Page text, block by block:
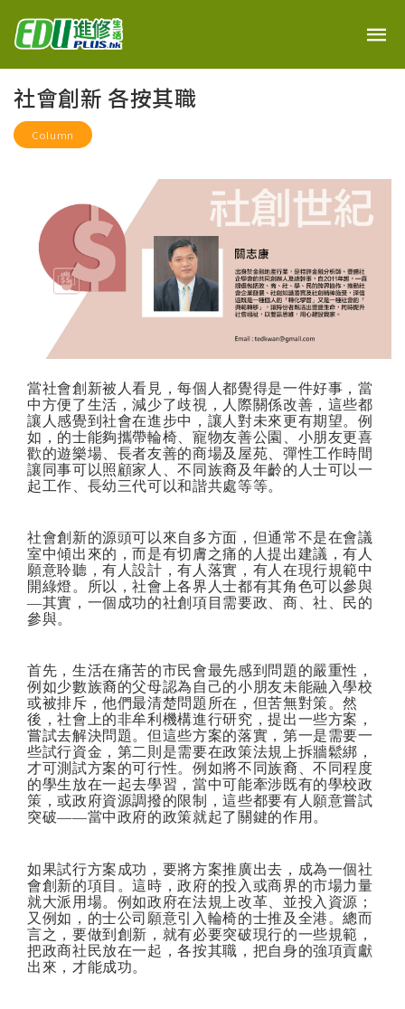
社會創新 各按其職
Column
當社會創新被人看見，每個人都覺得是一件好事，當
中方便了生活，減少了歧視，人際關係改善，這些都
讓人感覺到社會在進步中，讓人對未來更有期望。例
如，的士能夠攜帶輪椅、寵物友善公園、小朋友更喜
歡的遊樂場、長者友善的商場及屋苑、彈性工作時間
讓同事可以照顧家人、不同族裔及年齡的人士可以一
起工作、長幼三代可以和諧共處等等。
社會創新的源頭可以來自多方面，但通常不是在會議
室中傾出來的，而是有切膚之痛的人提出建議，有人
願意聆聽，有人設計，有人落實，有人在現行規範中
開綠燈。所以，社會上各界人士都有其角色可以參與
—其實，一個成功的社創項目需要政、商、社、民的
參與。
首先，生活在痛苦的市民會最先感到問題的嚴重性，
例如少數族裔的父母認為自己的小朋友未能融入學校
或被排斥，他們最清楚問題所在，但苦無對策。然
後，社會上的非牟利機構進行研究，提出一些方案，
嘗試去解決問題。但這些方案的落實，第一是需要一
些試行資金，第二則是需要在政策法規上拆牆鬆綁，
才可測試方案的可行性。例如將不同族裔、不同程度
的學生放在一起去學習，當中可能牽涉既有的學校政
策，或政府資源調撥的限制，這些都要有人願意嘗試
突破——當中政府的政策就起了關鍵的作用。
如果試行方案成功，要將方案推廣出去，成為一個社
會創新的項目。這時，政府的投入或商界的市場力量
就大派用場。例如政府在法規上改革、並投入資源；
又例如，的士公司願意引入輪椅的士推及全港。總而
言之，要做到創新，就有必要突破現行的一些規範，
把政商社民放在一起，各按其職，把自身的強項貢獻
出來，才能成功。